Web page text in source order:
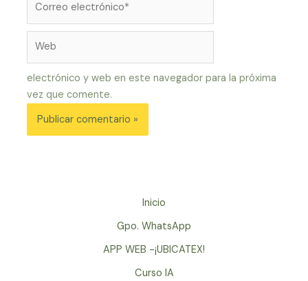
electrónico*
electrónico y web en este navegador para la próxima
vez que comente.
Inicio
Gpo. WhatsApp
APP WEB -¡UBICATEX!
Curso IA